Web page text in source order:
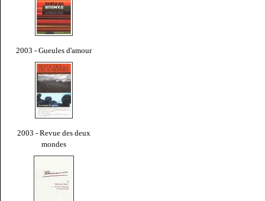
2003 - Gueules d'amour
2003 - Revue des deux
mondes